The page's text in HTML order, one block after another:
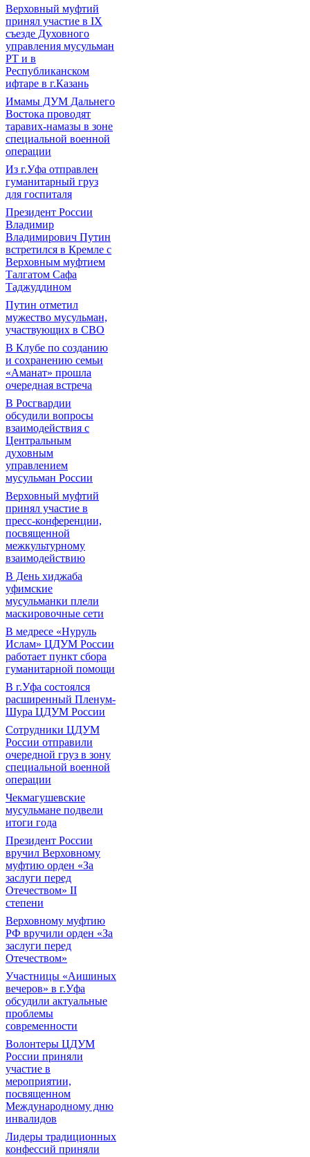
Верховный муфтий
принял участие в IХ
съезде Духовного
управления мусульман
РТ и в
Республиканском
ифтаре в г.Казань
Имамы ДУМ Дальнего
Востока проводят
таравих-намазы в зоне
специальной военной
операции
Из г.Уфа отправлен
гуманитарный груз
для госпиталя
Президент России
Владимир
Владимирович Путин
встретился в Кремле с
Верховным муфтием
Талгатом Сафа
Таджуддином
Путин отметил
мужество мусульман,
участвующих в СВО
В Клубе по созданию
и сохранению семьи
«Аманат» прошла
очередная встреча
В Росгвардии
обсудили вопросы
взаимодействия с
Центральным
духовным
управлением
мусульман России
Верховный муфтий
принял участие в
пресс-конференции,
посвященной
межкультурному
взаимодействию
В День хиджаба
уфимские
мусульманки плели
маскировочные сети
В медресе «Нуруль
Ислам» ЦДУМ России
работает пункт сбора
гуманитарной помощи
В г.Уфа состоялся
расширенный Пленум-
Шура ЦДУМ России
Сотрудники ЦДУМ
России отправили
очередной груз в зону
специальной военной
операции
Чекмагушевские
мусульмане подвели
итоги года
Президент России
вручил Верховному
муфтию орден «За
заслуги перед
Отечеством» II
степени
Верховному муфтию
РФ вручили орден «За
заслуги перед
Отечеством»
Участницы «Аишиных
вечеров» в г.Уфа
обсудили актуальные
проблемы
современности
Волонтеры ЦДУМ
России приняли
участие в
мероприятии,
посвященном
Международному дню
инвалидов
Лидеры традиционных
конфессий приняли